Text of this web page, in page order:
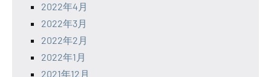
2022年4月
2022年3月
2022年2月
2022年1月
2021年12月